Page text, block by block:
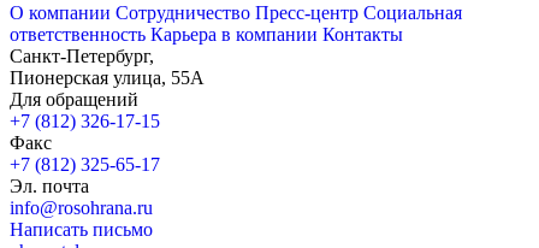
О компании Сотрудничество Пресс-центр Социальная
ответственность Карьера в компании Контакты
Санкт-Петербург,
Пионерская улица, 55А
Для обращений
+7 (812) 326-17-15
Факс
+7 (812) 325-65-17
Эл. почта
info@rosohrana.ru
Написать письмо